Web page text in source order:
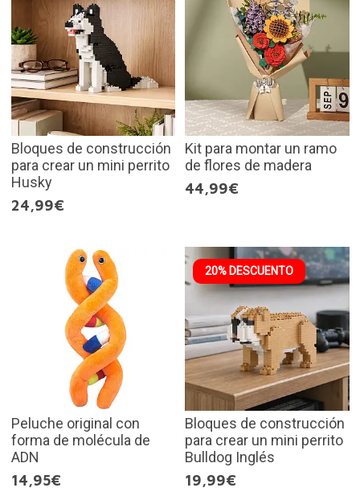
Bloques de construcción
para crear un mini perrito
Husky
24,99€
Kit para montar un ramo
de flores de madera
44,99€
Peluche original con
forma de molécula de
ADN
14,95€
20% DESCUENTO
Bloques de construcción
para crear un mini perrito
Bulldog Inglés
19,99€